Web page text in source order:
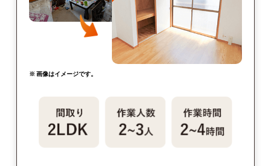
※ 画像はイメージです。